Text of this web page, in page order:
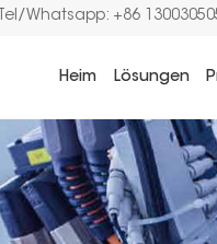
Tel/Whatsapp: +86
Heim Lösungen